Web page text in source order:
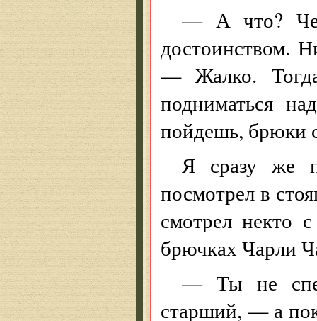
— А что?
достоинством.
— Жалко.
подниматься
пойдешь, брюки
Я сразу же
посмотрел в
смотрел некто
брючках Чарли
— Ты не
старший, — а